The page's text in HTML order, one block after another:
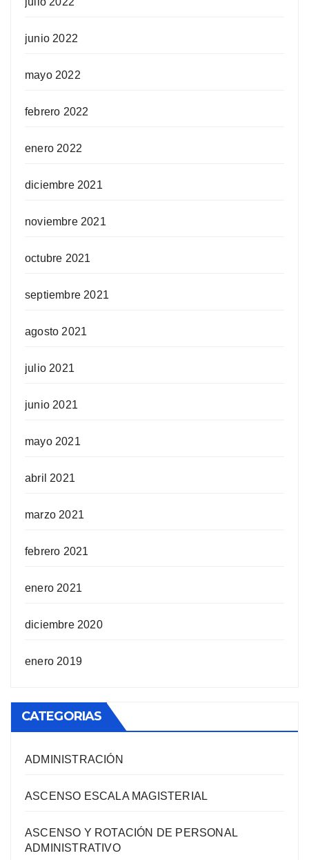
junio 2022
mayo 2022
febrero 2022
enero 2022
diciembre 2021
noviembre 2021
octubre 2021
septiembre 2021
agosto 2021
julio 2021
junio 2021
mayo 2021
abril 2021
marzo 2021
febrero 2021
enero 2021
diciembre 2020
enero 2019
CATEGORIAS
ADMINISTRACIÓN
ASCENSO ESCALA MAGISTERIAL
ASCENSO Y ROTACIÓN DE PERSONAL
ADMINISTRATIVO